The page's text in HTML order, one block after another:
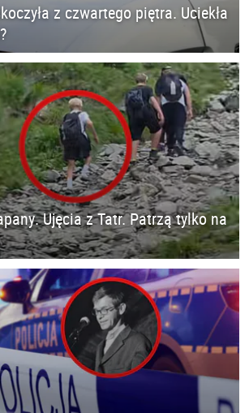
z czwartego piętra. Uciekła
Ujęcia z Tatr. Patrzą tylko na